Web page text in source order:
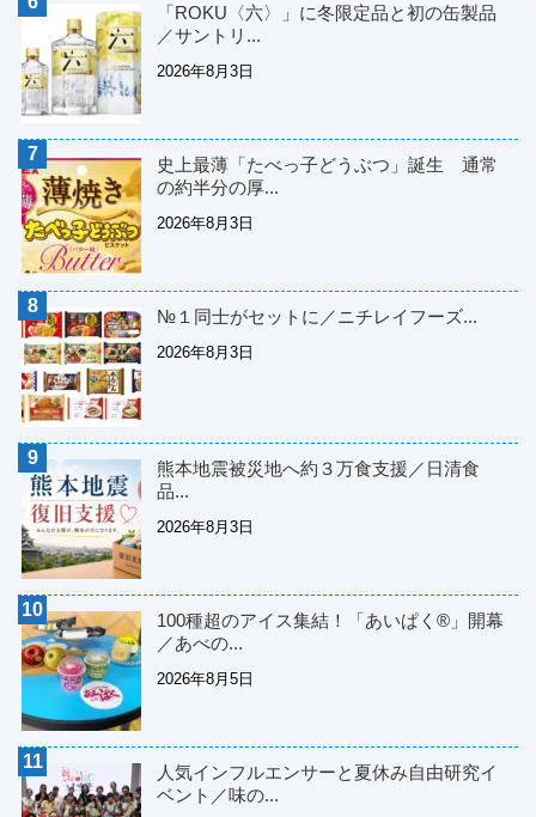
「ROKU〈六〉」に冬限定品と初の缶製品
／サントリ...
2026年8月3日
史上最薄「たべっ子どうぶつ」誕生 通常
の約半分の厚...
2026年8月3日
№１同士がセットに／ニチレイフーズ...
2026年8月3日
熊本地震被災地へ約３万食支援／日清食
品...
2026年8月3日
100種超のアイス集結！「あいぱく®」開幕
／あべの...
2026年8月5日
人気インフルエンサーと夏休み自由研究イ
ベント／味の...